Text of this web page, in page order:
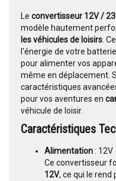
Le convertisseur 12V /
modèle hautement
les véhicules de loisirs .
l'énergie de votre
pour alimenter vos
même en déplacement.
caractéristiques
pour vos aventures en
véhicule de loisir.
Caractéristiques
Alimentation: 12V
Ce convertisseur
12V, ce qui le